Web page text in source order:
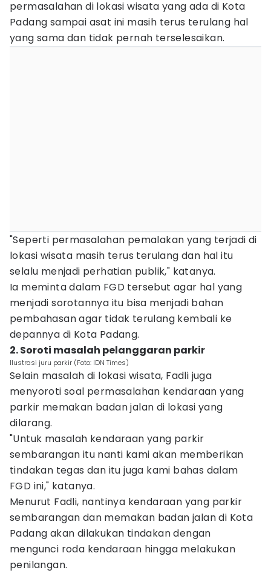
permasalahan di lokasi wisata yang ada di Kota
Padang sampai asat ini masih terus terulang hal
yang sama dan tidak pernah terselesaikan.
"Seperti permasalahan pemalakan yang terjadi di
lokasi wisata masih terus terulang dan hal itu
selalu menjadi perhatian publik," katanya.
Ia meminta dalam FGD tersebut agar hal yang
menjadi sorotannya itu bisa menjadi bahan
pembahasan agar tidak terulang kembali ke
depannya di Kota Padang.
2. Soroti masalah pelanggaran parkir
Ilustrasi juru parkir (Foto: IDN Times)
Selain masalah di lokasi wisata, Fadli juga
menyoroti soal permasalahan kendaraan yang
parkir memakan badan jalan di lokasi yang
dilarang.
"Untuk masalah kendaraan yang parkir
sembarangan itu nanti kami akan memberikan
tindakan tegas dan itu juga kami bahas dalam
FGD ini," katanya.
Menurut Fadli, nantinya kendaraan yang parkir
sembarangan dan memakan badan jalan di Kota
Padang akan dilakukan tindakan dengan
mengunci roda kendaraan hingga melakukan
penilangan.